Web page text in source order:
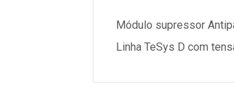
Módulo supressor
Linha TeSys D com